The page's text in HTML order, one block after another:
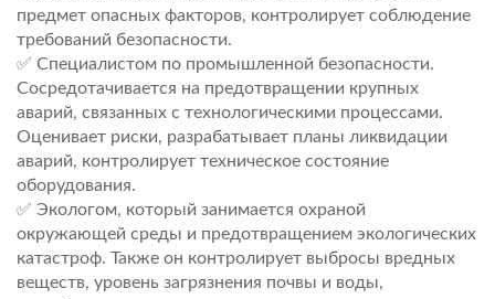
предмет опасных факторов, контролирует соблюдение
требований безопасности.
✅ Специалистом по промышленной безопасности.
Сосредотачивается на предотвращении крупных
аварий, связанных с технологическими процессами.
Оценивает риски, разрабатывает планы ликвидации
аварий, контролирует техническое состояние
оборудования.
✅ Экологом, который занимается охраной
окружающей среды и предотвращением экологических
катастроф. Также он контролирует выбросы вредных
веществ, уровень загрязнения почвы и воды,